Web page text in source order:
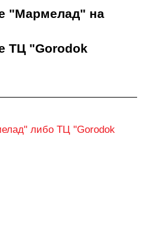
"Мармелад" на
ТЦ "Gorodok
либо ТЦ "Gorodok